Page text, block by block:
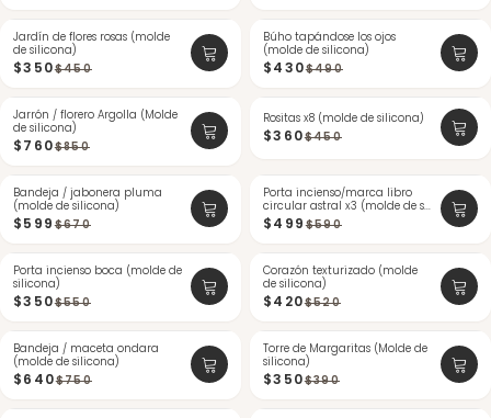
-22%
ÚLTIMAS
Jardín de flores rosas (molde
de silicona)
$350$450
-12%
ÚLTIMAS
Búho tapándose los ojos
(molde de silicona)
$430$490
-10%
Jarrón / florero Argolla (Molde
de silicona)
$760$850
-20%
Rositas x8 (molde de silicona)
$360$450
-10%
ÚLTIMAS
Bandeja / jabonera pluma
(molde de silicona)
$599$670
-15%
Porta incienso/marca libro
circular astral x3 (molde de s...
$499$590
-36%
Porta incienso boca (molde de
silicona)
$350$550
-19%
Corazón texturizado (molde
de silicona)
$420$520
-14%
Bandeja / maceta ondara
(molde de silicona)
$640$750
-10%
Torre de Margaritas (Molde de
silicona)
$350$390